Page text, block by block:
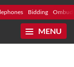
Bidding
MENU